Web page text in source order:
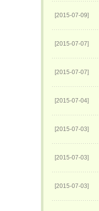
[2015-07-09]
[2015-07-07]
[2015-07-07]
[2015-07-04]
[2015-07-03]
[2015-07-03]
[2015-07-03]